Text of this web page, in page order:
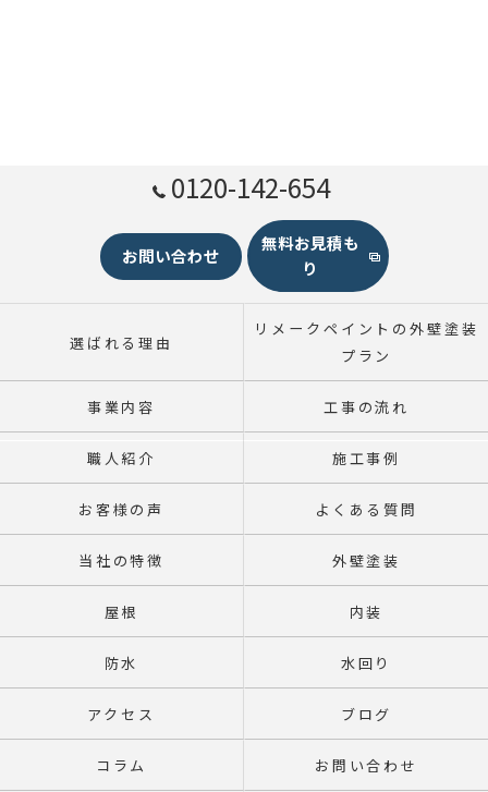
0120-142-654
お問い合わせ
無料お見積も
り
選ばれる理由
リメークペイントの外壁塗装
プラン
事業内容 工事の流れ
職人紹介 施工事例
お客様の声 よくある質問
当社の特徴 外壁塗装
屋根 内装
防水 水回り
アクセス ブログ
コラム お問い合わせ